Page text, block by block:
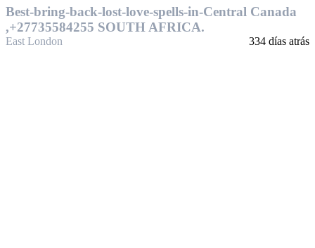
Best-bring-back-lost-love-spells-in-Central Canada
,+27735584255 SOUTH AFRICA.
East London 334 días atrás